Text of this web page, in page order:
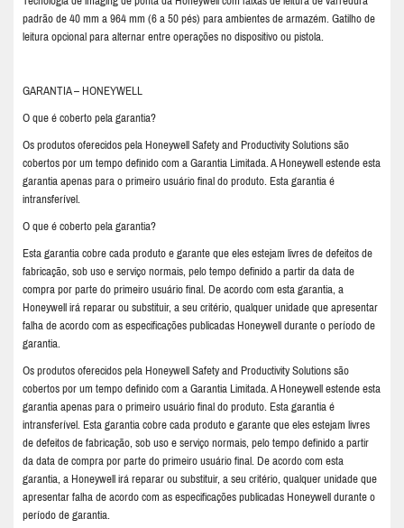
padrão de 40 mm a 964 mm (6 a 50 pés) para ambientes de armazém. Gatilho de
leitura opcional para alternar entre operações no dispositivo ou pistola.
GARANTIA – HONEYWELL
O que é coberto pela garantia?
Os produtos oferecidos pela Honeywell Safety and Productivity Solutions são
cobertos por um tempo definido com a Garantia Limitada. A Honeywell estende esta
garantia apenas para o primeiro usuário final do produto. Esta garantia é
intransferível.
O que é coberto pela garantia?
Esta garantia cobre cada produto e garante que eles estejam livres de defeitos de
fabricação, sob uso e serviço normais, pelo tempo definido a partir da data de
compra por parte do primeiro usuário final. De acordo com esta garantia, a
Honeywell irá reparar ou substituir, a seu critério, qualquer unidade que apresentar
falha de acordo com as especificações publicadas Honeywell durante o período de
garantia.
Os produtos oferecidos pela Honeywell Safety and Productivity Solutions são
cobertos por um tempo definido com a Garantia Limitada. A Honeywell estende esta
garantia apenas para o primeiro usuário final do produto. Esta garantia é
intransferível. Esta garantia cobre cada produto e garante que eles estejam livres
de defeitos de fabricação, sob uso e serviço normais, pelo tempo definido a partir
da data de compra por parte do primeiro usuário final. De acordo com esta
garantia, a Honeywell irá reparar ou substituir, a seu critério, qualquer unidade que
apresentar falha de acordo com as especificações publicadas Honeywell durante o
período de garantia.